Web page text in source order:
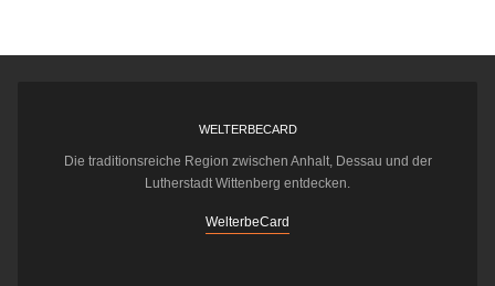
WELTERBECARD
Die traditionsreiche Region zwischen Anhalt, Dessau und der
Lutherstadt Wittenberg entdecken.
WelterbeCard